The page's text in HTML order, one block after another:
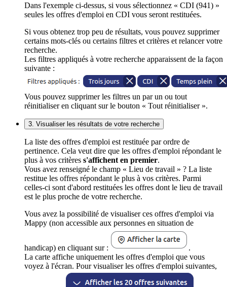
Dans l'exemple ci-dessus, si vous sélectionnez « CDI (941) »
seules les offres d'emploi en CDI vous seront restituées.
Si vous obtenez trop peu de résultats, vous pouvez supprimer
certains mots-clés ou certains filtres et critères et relancer votre
recherche.
Les filtres appliqués à votre recherche apparaissent de la façon
suivante :
Vous pouvez supprimer les filtres un par un ou tout
réinitialiser en cliquant sur le bouton « Tout réinitialiser ».
3. Visualiser les résultats de votre recherche
La liste des offres d'emploi est restituée par ordre de
pertinence. Cela veut dire que les offres d'emploi répondant le
plus à vos critères s'affichent en premier.
Vous avez renseigné le champ « Lieu de travail » ? La liste
restitue les offres répondant le plus à vos critères. Parmi
celles-ci sont d'abord restituées les offres dont le lieu de travail
est le plus proche de votre recherche.
Vous avez la possibilité de visualiser ces offres d'emploi via
Mappy (non accessible aux personnes en situation de
handicap) en cliquant sur :
.
La carte affiche uniquement les offres d'emploi que vous
voyez à l'écran. Pour visualiser les offres d'emploi suivantes,